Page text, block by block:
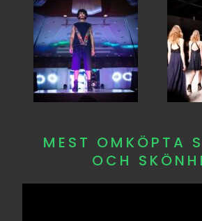
MEST OMKÖPTA
OCH